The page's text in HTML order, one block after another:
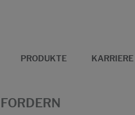
PRODUKTE KARRIERE